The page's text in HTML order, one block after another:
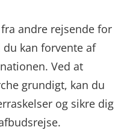
andre rejsende for
kan forvente af
Ved at
grundigt, kan du
og sikre dig